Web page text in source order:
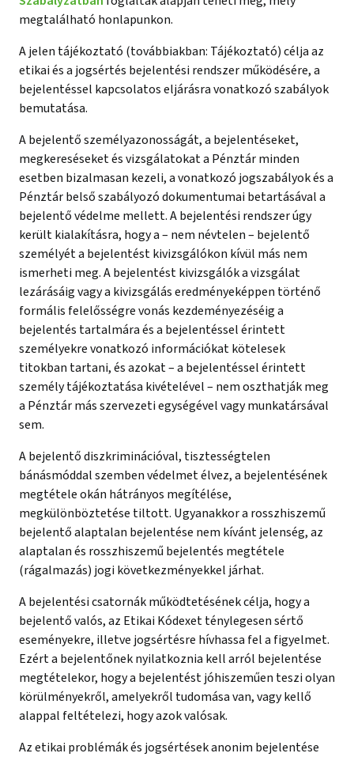
megtalálható honlapunkon.
A jelen tájékoztató (továbbiakban: Tájékoztató) célja az
etikai és a jogsértés bejelentési rendszer működésére, a
bejelentéssel kapcsolatos eljárásra vonatkozó szabályok
bemutatása.
A bejelentő személyazonosságát, a bejelentéseket,
megkereséseket és vizsgálatokat a Pénztár minden
esetben bizalmasan kezeli, a vonatkozó jogszabályok és a
Pénztár belső szabályozó dokumentumai betartásával a
bejelentő védelme mellett. A bejelentési rendszer úgy
került kialakításra, hogy a – nem névtelen – bejelentő
személyét a bejelentést kivizsgálókon kívül más nem
ismerheti meg. A bejelentést kivizsgálók a vizsgálat
lezárásáig vagy a kivizsgálás eredményeképpen történő
formális felelősségre vonás kezdeményezéséig a
bejelentés tartalmára és a bejelentéssel érintett
személyekre vonatkozó információkat kötelesek
titokban tartani, és azokat – a bejelentéssel érintett
személy tájékoztatása kivételével – nem oszthatják meg
a Pénztár más szervezeti egységével vagy munkatársával
sem.
A bejelentő diszkriminációval, tisztességtelen
bánásmóddal szemben védelmet élvez, a bejelentésének
megtétele okán hátrányos megítélése,
megkülönböztetése tiltott. Ugyanakkor a rosszhiszemű
bejelentő alaptalan bejelentése nem kívánt jelenség, az
alaptalan és rosszhiszemű bejelentés megtétele
(rágalmazás) jogi következményekkel járhat.
A bejelentési csatornák működtetésének célja, hogy a
bejelentő valós, az Etikai Kódexet ténylegesen sértő
eseményekre, illetve jogsértésre hívhassa fel a figyelmet.
Ezért a bejelentőnek nyilatkoznia kell arról bejelentése
megtételekor, hogy a bejelentést jóhiszeműen teszi olyan
körülményekről, amelyekről tudomása van, vagy kellő
alappal feltételezi, hogy azok valósak.
Az etikai problémák és jogsértések anonim bejelentése